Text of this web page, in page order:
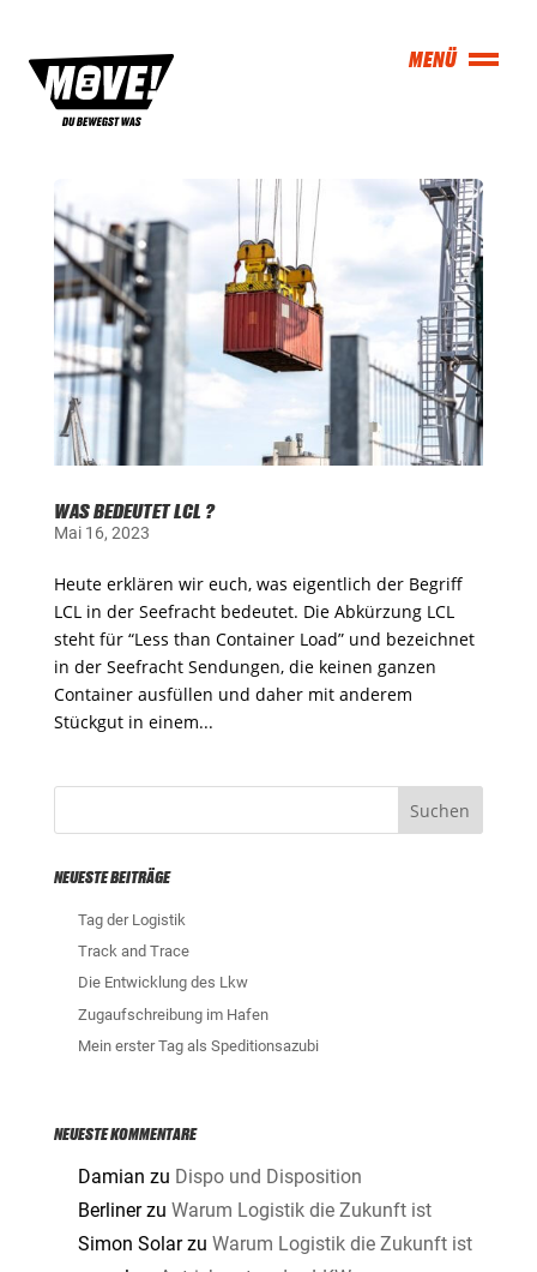
WAS BEDEUTET LCL ?
Mai 16, 2023
Heute erklären wir euch, was eigentlich der Begriff
LCL in der Seefracht bedeutet. Die Abkürzung LCL
steht für “Less than Container Load” und bezeichnet
in der Seefracht Sendungen, die keinen ganzen
Container ausfüllen und daher mit anderem
Stückgut in einem...
NEUESTE BEITRÄGE
Tag der Logistik
Track and Trace
Die Entwicklung des Lkw
Zugaufschreibung im Hafen
Mein erster Tag als Speditionsazubi
NEUESTE KOMMENTARE
Damian zu Dispo und Disposition
Berlinerzu Warum Logistik die Zukunft ist
Simon Solarzu Warum Logistik die Zukunft ist